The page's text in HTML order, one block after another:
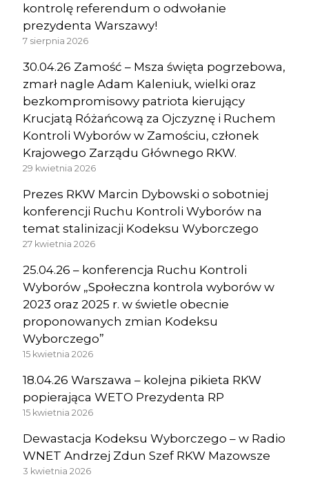
kontrolę referendum o odwołanie
prezydenta Warszawy!
7 sierpnia 2026
30.04.26 Zamość – Msza święta pogrzebowa,
zmarł nagle Adam Kaleniuk, wielki oraz
bezkompromisowy patriota kierujący
Krucjatą Różańcową za Ojczyznę i Ruchem
Kontroli Wyborów w Zamościu, członek
Krajowego Zarządu Głównego RKW.
29 kwietnia 2026
Prezes RKW Marcin Dybowski o sobotniej
konferencji Ruchu Kontroli Wyborów na
temat stalinizacji Kodeksu Wyborczego
27 kwietnia 2026
25.04.26 – konferencja Ruchu Kontroli
Wyborów „Społeczna kontrola wyborów w
2023 oraz 2025 r. w świetle obecnie
proponowanych zmian Kodeksu
Wyborczego”
15 kwietnia 2026
18.04.26 Warszawa – kolejna pikieta RKW
popierająca WETO Prezydenta RP
15 kwietnia 2026
Dewastacja Kodeksu Wyborczego – w Radio
WNET Andrzej Zdun Szef RKW Mazowsze
3 kwietnia 2026